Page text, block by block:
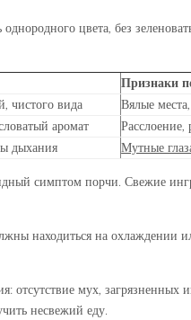
цвета, без
Признаки
чистого вида
Вялые
аромат
Расслоение,
дыхания Мутные
симптом порчи. Свежие
находиться на охлаждении
отсутствие мух, загрязненных
несвежий еду.